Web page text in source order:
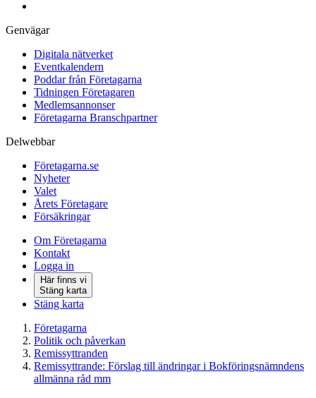
Genvägar
Digitala nätverket
Eventkalendern
Poddar från Företagarna
Tidningen Företagaren
Medlemsannonser
Företagarna Branschpartner
Delwebbar
Företagarna.se
Nyheter
Valet
Årets Företagare
Försäkringar
Om Företagarna
Kontakt
Logga in
Här finns vi
Stäng karta
Stäng karta
Företagarna
Politik och påverkan
Remissyttranden
Remissyttrande: Förslag till ändringar i Bokföringsnämndens
allmänna råd mm